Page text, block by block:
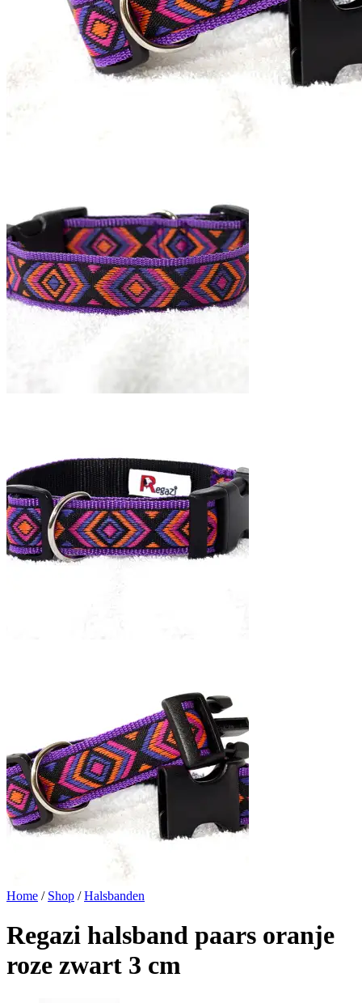
Home / Shop / Halsbanden
Regazi halsband paars oranje
roze zwart 3 cm